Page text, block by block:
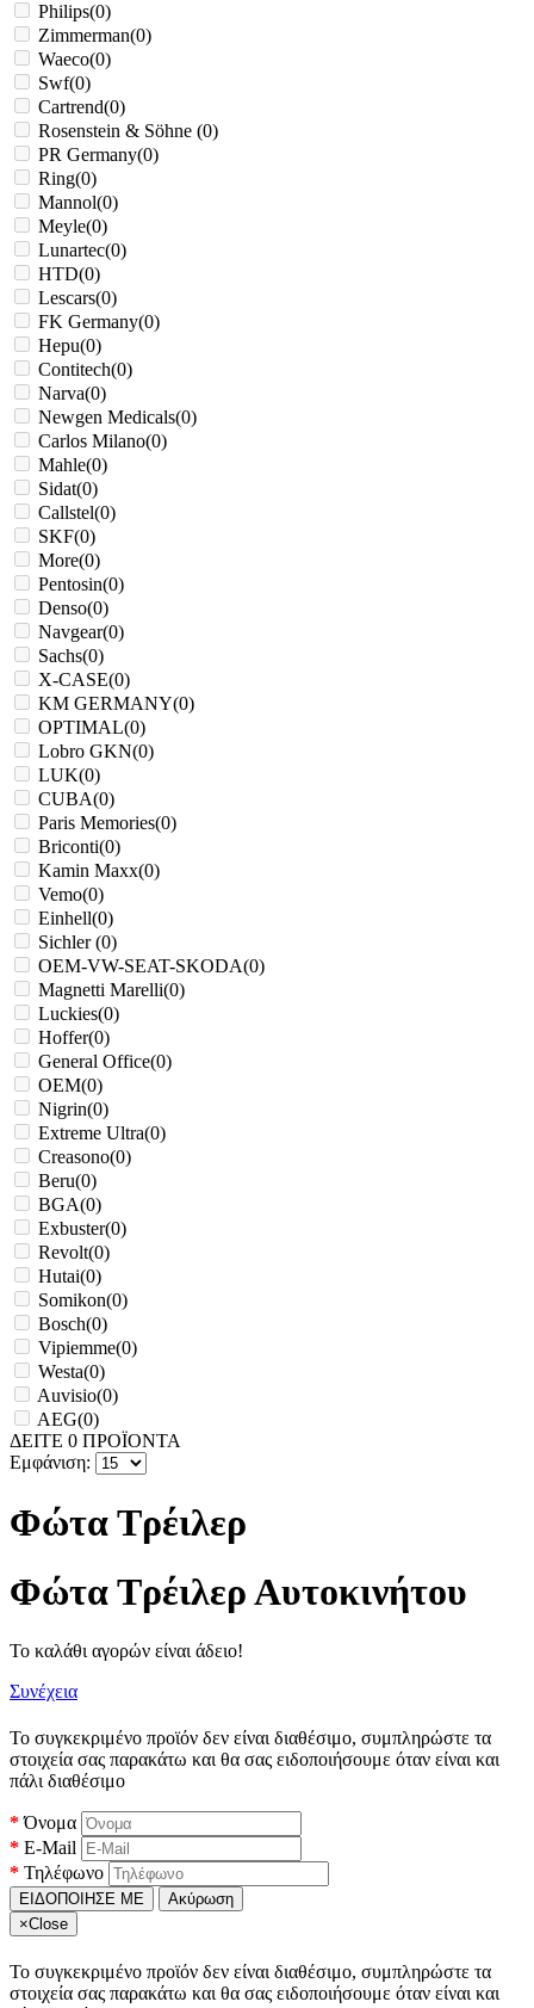
Philips(0)
Zimmerman(0)
Waeco(0)
Swf(0)
Cartrend(0)
Rosenstein & Söhne (0)
PR Germany(0)
Ring(0)
Mannol(0)
Meyle(0)
Lunartec(0)
HTD(0)
Lescars(0)
FK Germany(0)
Hepu(0)
Contitech(0)
Narva(0)
Newgen Medicals(0)
Carlos Milano(0)
Mahle(0)
Sidat(0)
Callstel(0)
SKF(0)
More(0)
Pentosin(0)
Denso(0)
Navgear(0)
Sachs(0)
X-CASE(0)
KM GERMANY(0)
OPTIMAL(0)
Lobro GKN(0)
LUK(0)
CUBA(0)
Paris Memories(0)
Briconti(0)
Kamin Maxx(0)
Vemo(0)
Einhell(0)
Sichler(0)
OEM-VW-SEAT-SKODA(0)
Magnetti Marelli(0)
Luckies(0)
Hoffer(0)
General Office(0)
OEM(0)
Nigrin(0)
Extreme Ultra(0)
Creasono(0)
Beru(0)
BGA(0)
Exbuster(0)
Revolt(0)
Hutai(0)
Somikon(0)
Bosch(0)
Vipiemme(0)
Westa(0)
Auvisio(0)
AEG(0)
ΔΕΙΤΕ 0 ΠΡΟΪΟΝΤΑ
Εμφάνιση:
Φώτα Τρέιλερ
Φώτα Τρέιλερ Αυτοκινήτου
Το καλάθι αγορών είναι άδειο!
Συνέχεια
Το συγκεκριμένο προϊόν δεν είναι διαθέσιμο, συμπληρώστε τα
στοιχεία σας παρακάτω και θα σας ειδοποιήσουμε όταν είναι και
πάλι διαθέσιμο
Όνομα
E-Mail
Τηλέφωνο
ΕΙΔΟΠΟΙΗΣΕ ΜΕ
Ακύρωση
×Close
Το συγκεκριμένο προϊόν δεν είναι διαθέσιμο, συμπληρώστε τα
στοιχεία σας παρακάτω και θα σας ειδοποιήσουμε όταν είναι και